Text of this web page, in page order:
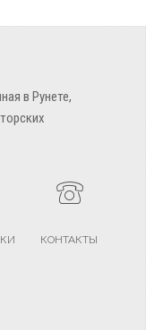
в Рунете,
КОНТАКТЫ